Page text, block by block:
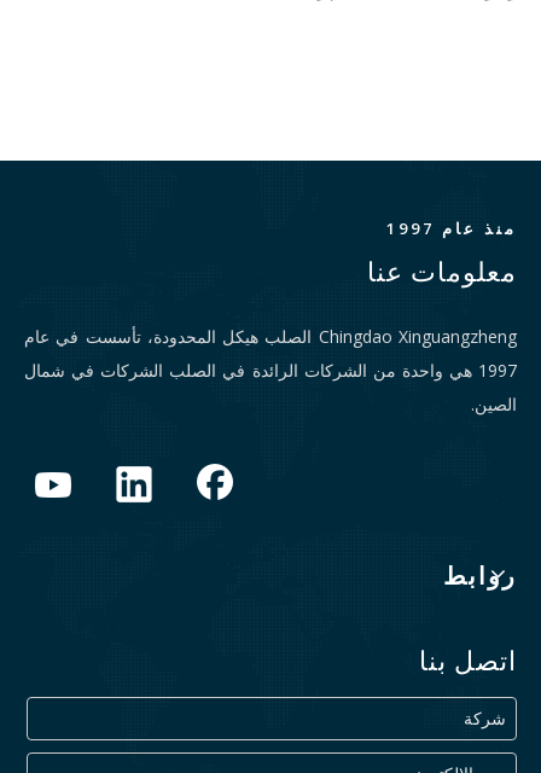
منذ عام 1997
معلومات عنا
Chingdao Xinguangzheng الصلب هيكل المحدودة، تأسست في عام
1997 هي واحدة من الشركات الرائدة في الصلب الشركات في شمال
الصين.
روابط
اتصل بنا